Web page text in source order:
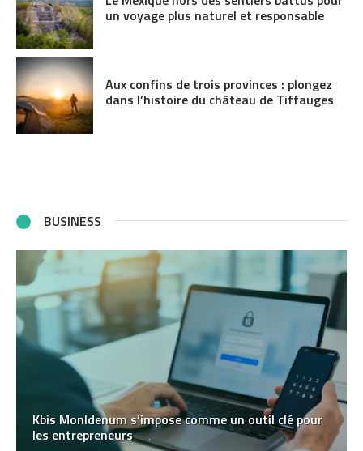
un voyage plus naturel et responsable
Aux confins de trois provinces : plongez
dans l’histoire du château de Tiffauges
BUSINESS
Kbis MonIdenum s’impose comme un outil clé pour
les entrepreneurs